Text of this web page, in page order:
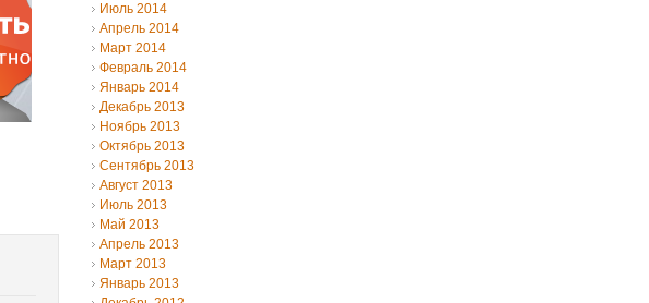
Июль 2014
Апрель 2014
Март 2014
Февраль 2014
Январь 2014
Декабрь 2013
Ноябрь 2013
Октябрь 2013
Сентябрь 2013
Август 2013
Июль 2013
Май 2013
Апрель 2013
Март 2013
Январь 2013